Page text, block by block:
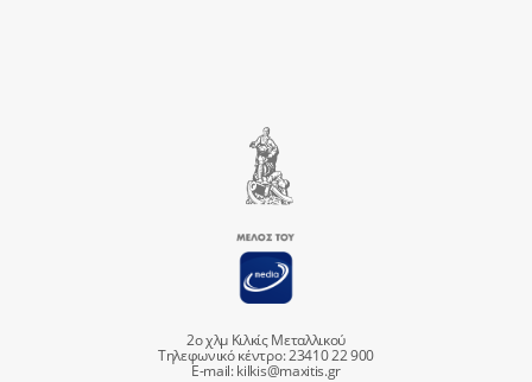
2ο χλμ Κιλκίς Μεταλλικού
Τηλεφωνικό κέντρο: 23410 22 900
E-mail:kilkis@maxitis.gr